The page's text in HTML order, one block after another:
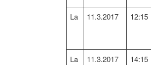
La 11.3.2017 12:15
La 11.3.2017 14:15